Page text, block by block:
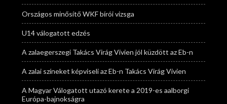
Országos minősítő WKF bírói vizsga
U14 válogatott edzés
A zalaegerszegi Takács Virág Vivien jól küzdött az Eb-n
A zalai színeket képviseli az Eb-n Takács Virág Vivien
A Magyar Válogatott utazó kerete a 2019-es aalborgi
Európa-bajnokságra